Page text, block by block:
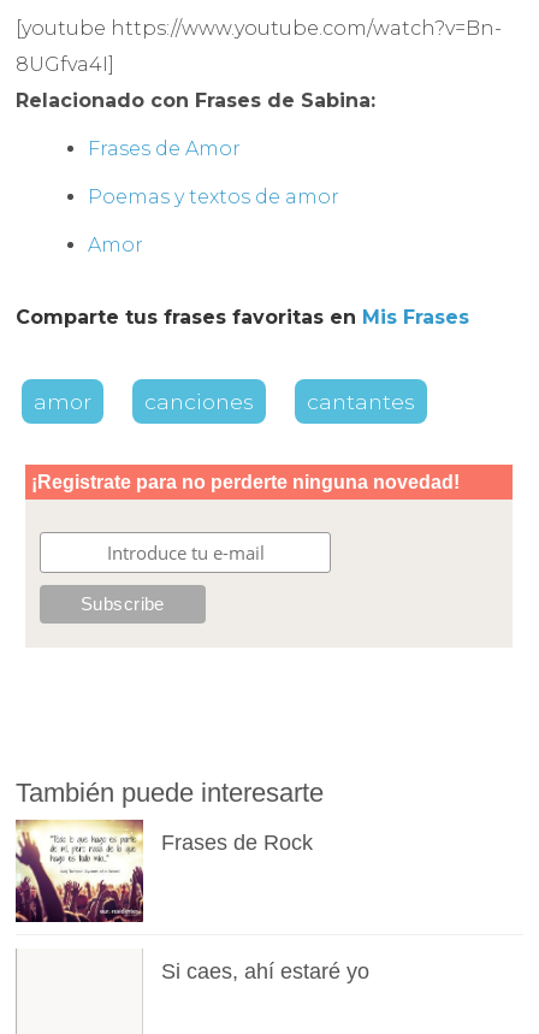
[youtube https://www.youtube.com/watch?v=Bn-
8UGfva4I]
Relacionado con Frases de Sabina:
Frases de Amor
Poemas y textos de amor
Amor
Comparte tus frases favoritas en Mis Frases
amor canciones cantantes
También puede interesarte
Frases de Rock
Si caes, ahí estaré yo